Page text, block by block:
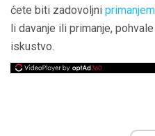
ćete biti zadovoljni
li davanje ili primanje,
iskustvo.